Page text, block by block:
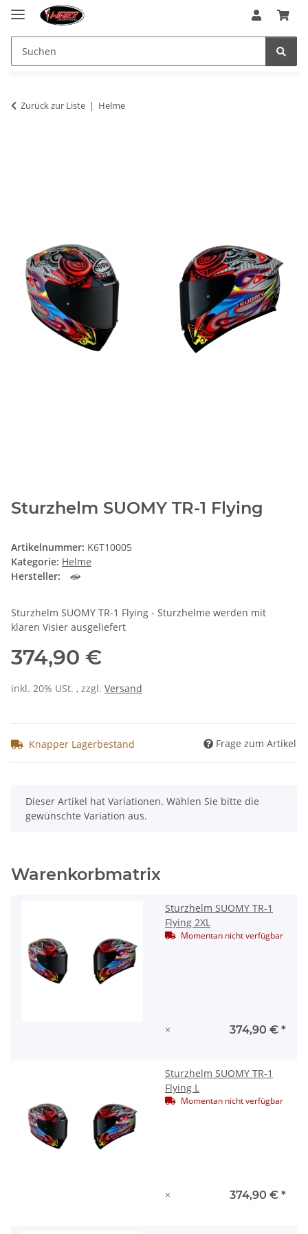
Zurück zur Liste Helme
Sturzhelm SUOMY TR-1 Flying
Artikelnummer: K6T10005
Kategorie: Helme
Hersteller:
Sturzhelm SUOMY TR-1 Flying - Sturzhelme werden mit
klaren Visier ausgeliefert
374,90 €
inkl. 20% USt. , zzgl. Versand
Knapper Lagerbestand Frage zum Artikel
x
Dieser Artikel hat Variationen. Wählen Sie bitte die
gewünschte Variation aus.
Warenkorbmatrix
Sturzhelm SUOMY TR-1
Flying 2XL
Momentan nicht verfügbar
× 374,90 € *
Sturzhelm SUOMY TR-1
Flying L
Momentan nicht verfügbar
× 374,90 € *